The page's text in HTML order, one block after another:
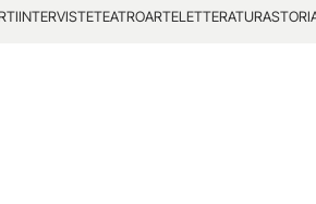
INTERVISTETEATROARTELETTERATURA